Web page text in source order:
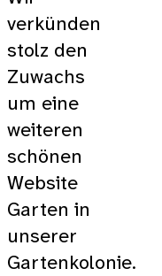
verkünden
stolz den
Zuwachs
um eine
weiteren
schönen
Website
Garten in
unserer
Gartenkolonie.